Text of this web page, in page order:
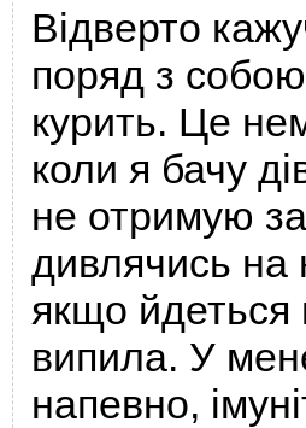
Відверто
поряд з
курить. Це
коли я бачу
не отримую
дивлячись на
якщо йдеться
випила. У
напевно,